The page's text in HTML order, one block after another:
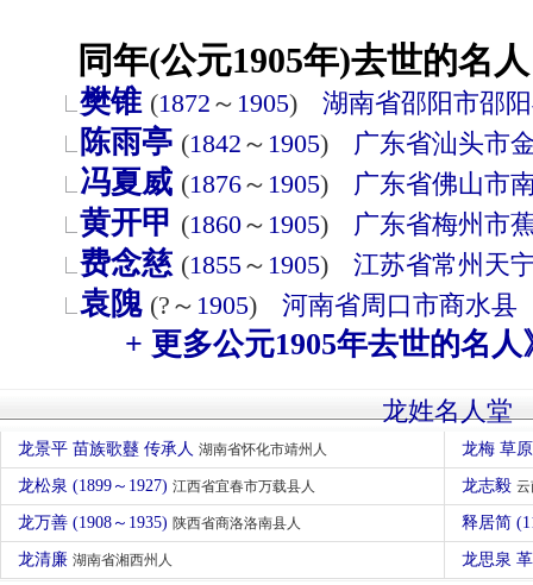
同年(公元1905年)去世的名
樊锥 (1872 ～ 1905) 湖南省邵阳市邵
陈雨亭 (1842 ～ 1905) 广东省汕头市
冯夏威 (1876～ 1905) 广东省佛山市
黄开甲 (1860～ 1905) 广东省梅州市
费念慈 (1855～ 1905) 江苏省常州 天
袁隗 (?～ 1905) 河南省周口市商水县
+ 更多公元1905年去世的名人
龙姓名人堂
龙景平 苗族歌鼟 传承人 湖南省怀化市靖州人 龙梅 草
龙松泉 (1899～1927) 江西省宜春市万载县人 龙志毅
龙万善 (1908～1935) 陕西省商洛洛南县人 释居简
龙清廉 湖南省湘西州人 龙思泉